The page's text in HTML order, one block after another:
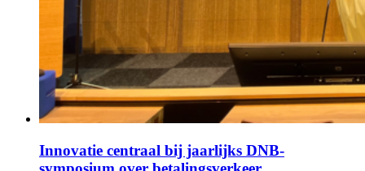
Innovatie centraal bij jaarlijks DNB-